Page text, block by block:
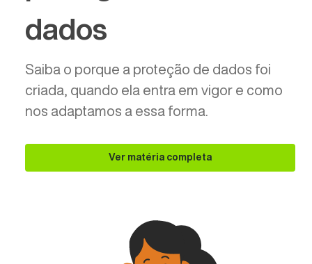
dados
Saiba o porque a proteção de dados foi
criada, quando ela entra em vigor e como
nos adaptamos a essa forma.
Ver matéria completa